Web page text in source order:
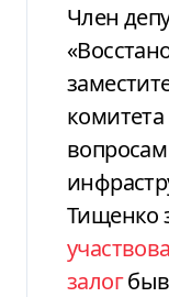
Член
Тищенко
залог